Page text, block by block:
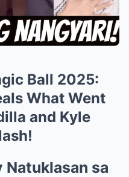
Ball 2025:
What Went
and Kyle
sa